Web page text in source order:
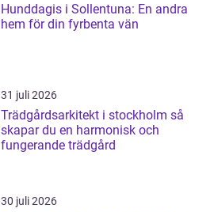
Hunddagis i Sollentuna: En andra
hem för din fyrbenta vän
31 juli 2026
Trädgårdsarkitekt i stockholm så
skapar du en harmonisk och
fungerande trädgård
30 juli 2026